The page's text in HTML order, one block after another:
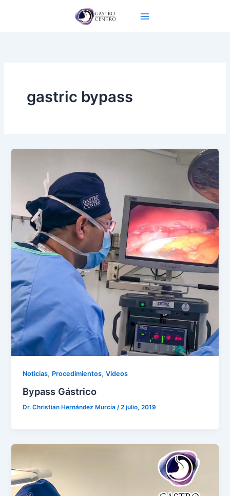
gastric bypass
Noticias, Procedimientos,Videos
Bypass Gástrico
Dr. Christian Hernández Murcia/2 julio, 2019